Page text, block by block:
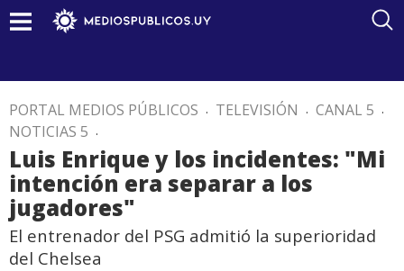
PORTAL MEDIOS PÚBLICOS . TELEVISIÓN . CANAL 5 .
NOTICIAS 5 .
Luis Enrique y los incidentes: "Mi
intención era separar a los
jugadores"
El entrenador del PSG admitió la superioridad
del Chelsea